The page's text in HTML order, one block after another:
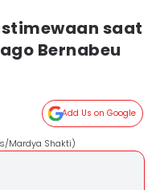
saat
Bernabeu
Add Us on Google
Mardya Shakti)